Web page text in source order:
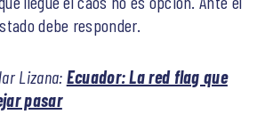
debe responder.
Lizana: Ecuador: La red flag que
pasar